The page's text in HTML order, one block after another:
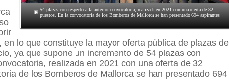
54 plazas con respecto a la anterior convocatoria, realizada en 2021 con una oferta de 32
puestos. En la convocatoria de los Bomberos de Mallorca se han presentado 694 aspirantes
en lo que constituye la mayor oferta pública de plazas de
ya que supone un incremento de 54 plazas con
realizada en 2021 con una oferta de 32
de los Bomberos de Mallorca se han presentado 694